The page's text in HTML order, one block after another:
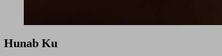
Hunab Ku